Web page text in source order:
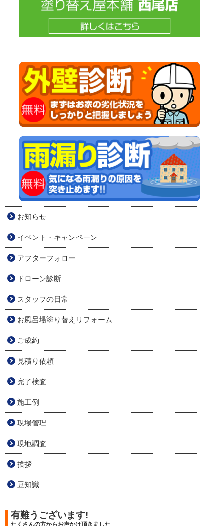
お知らせ
イベント・キャンペーン
アフターフォロー
ドローン診断
スタッフの日常
お風呂場塗り替えリフォーム
ご成約
見積り依頼
完了検査
施工例
現場管理
現地調査
挨拶
豆知識
有難うございます!
たくさんの方からお声かけ頂きました